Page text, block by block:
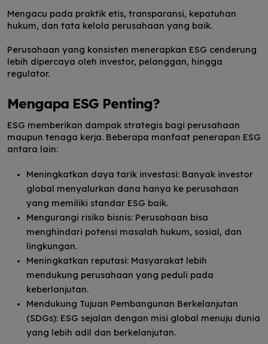
Mengacu pada praktik etis, transparansi, kepatuhan
hukum, dan tata kelola perusahaan yang baik.
Perusahaan yang konsisten menerapkan ESG cenderung
lebih dipercaya oleh investor, pelanggan, hingga
regulator.
Mengapa ESG Penting?
ESG memberikan dampak strategis bagi perusahaan
maupun tenaga kerja. Beberapa manfaat penerapan ESG
antara lain:
Meningkatkan daya tarik investasi: Banyak investor
global menyalurkan dana hanya ke perusahaan
yang memiliki standar ESG baik.
Mengurangi risiko bisnis: Perusahaan bisa
menghindari potensi masalah hukum, sosial, dan
lingkungan.
Meningkatkan reputasi: Masyarakat lebih
mendukung perusahaan yang peduli pada
keberlanjutan.
Mendukung Tujuan Pembangunan Berkelanjutan
(SDGs): ESG sejalan dengan misi global menuju dunia
yang lebih adil dan berkelanjutan.